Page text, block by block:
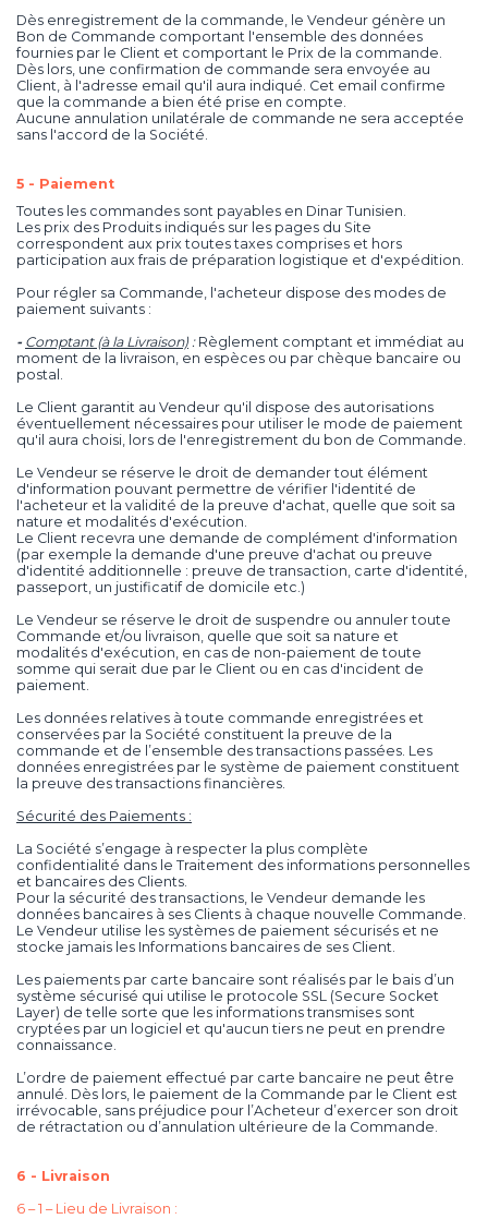
Dès enregistrement de la commande, le Vendeur génère un
Bon de Commande comportant l'ensemble des données
fournies par le Client et comportant le Prix de la commande.
Dès lors, une confirmation de commande sera envoyée au
Client, à l'adresse email qu'il aura indiqué. Cet email confirme
que la commande a bien été prise en compte.
Aucune annulation unilatérale de commande ne sera acceptée
sans l'accord de la Société.
5 - Paiement
Toutes les commandes sont payables en Dinar Tunisien.
Les prix des Produits indiqués sur les pages du Site
correspondent aux prix toutes taxes comprises et hors
participation aux frais de préparation logistique et d'expédition.
Pour régler sa Commande, l'acheteur dispose des modes de
paiement suivants :
- Comptant (à la Livraison) :Règlement comptant et immédiat au
moment de la livraison, en espèces ou par chèque bancaire ou
postal.
Le Client garantit au Vendeur qu'il dispose des autorisations
éventuellement nécessaires pour utiliser le mode de paiement
qu'il aura choisi, lors de l'enregistrement du bon de Commande.
Le Vendeur se réserve le droit de demander tout élément
d'information pouvant permettre de vérifier l'identité de
l'acheteur et la validité de la preuve d'achat, quelle que soit sa
nature et modalités d'exécution.
Le Client recevra une demande de complément d'information
(par exemple la demande d'une preuve d'achat ou preuve
d'identité additionnelle : preuve de transaction, carte d'identité,
passeport, un justificatif de domicile etc.)
Le Vendeur se réserve le droit de suspendre ou annuler toute
Commande et/ou livraison, quelle que soit sa nature et
modalités d'exécution, en cas de non-paiement de toute
somme qui serait due par le Client ou en cas d'incident de
paiement.
Les données relatives à toute commande enregistrées et
conservées par la Société constituent la preuve de la
commande et de l’ensemble des transactions passées. Les
données enregistrées par le système de paiement constituent
la preuve des transactions financières.
Sécurité des Paiements :
La Société s’engage à respecter la plus complète
confidentialité dans le Traitement des informations personnelles
et bancaires des Clients.
Pour la sécurité des transactions, le Vendeur demande les
données bancaires à ses Clients à chaque nouvelle Commande.
Le Vendeur utilise les systèmes de paiement sécurisés et ne
stocke jamais les Informations bancaires de ses Client.
Les paiements par carte bancaire sont réalisés par le bais d’un
système sécurisé qui utilise le protocole SSL (Secure Socket
Layer) de telle sorte que les informations transmises sont
cryptées par un logiciel et qu'aucun tiers ne peut en prendre
connaissance.
L’ordre de paiement effectué par carte bancaire ne peut être
annulé. Dès lors, le paiement de la Commande par le Client est
irrévocable, sans préjudice pour l’Acheteur d’exercer son droit
de rétractation ou d’annulation ultérieure de la Commande.
6 - Livraison
6 – 1 – Lieu de Livraison :